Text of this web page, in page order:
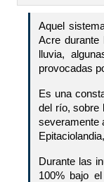
Aquel
Acre durante
lluvia,
provocadas
Es una
del río, sobre
severamente
Durante las
100% bajo